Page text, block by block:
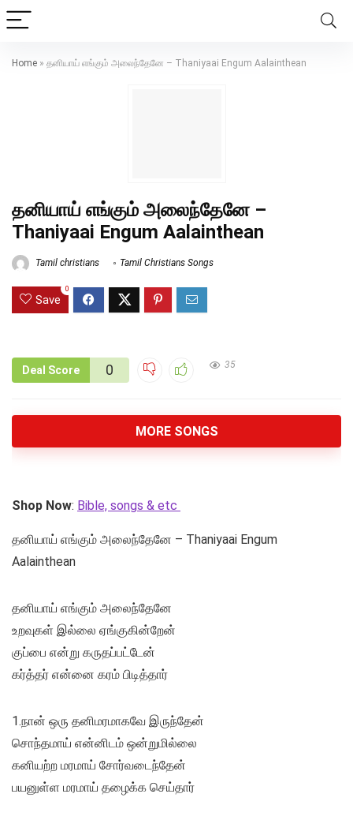
Home » தனியாய் எங்கும் அலைந்தேனே – Thaniyaai Engum Aalainthean
தனியாய் எங்கும் அலைந்தேனே –
Thaniyaai Engum Aalainthean
Tamil christians Tamil Christians Songs
Save
0
Deal Score 0 35
MORE SONGS
Shop Now: Bible, songs & etc
தனியாய் எங்கும் அலைந்தேனே – Thaniyaai Engum
Aalainthean
தனியாய் எங்கும் அலைந்தேனே
உறவுகள் இல்லை ஏங்குகின்றேன்
குப்பை என்று கருதப்பட்டேன்
கர்த்தர் என்னை கரம் பிடித்தார்
1.நான் ஒரு தனிமரமாகவே இருந்தேன்
சொந்தமாய் என்னிடம் ஒன்றுமில்லை
கனியற்ற மரமாய் சோர்வடைந்தேன்
பயனுள்ள மரமாய் தழைக்க செய்தார்